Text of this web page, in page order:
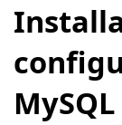
MySQL